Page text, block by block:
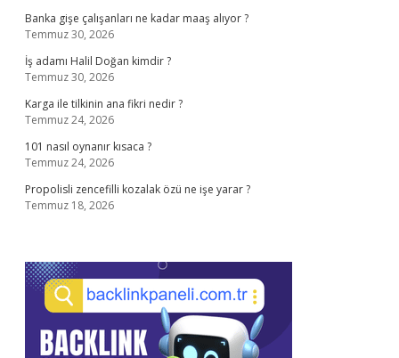
Banka gişe çalışanları ne kadar maaş alıyor ?
Temmuz 30, 2026
İş adamı Halil Doğan kimdir ?
Temmuz 30, 2026
Karga ile tilkinin ana fikri nedir ?
Temmuz 24, 2026
101 nasıl oynanır kısaca ?
Temmuz 24, 2026
Propolisli zencefilli kozalak özü ne işe yarar ?
Temmuz 18, 2026